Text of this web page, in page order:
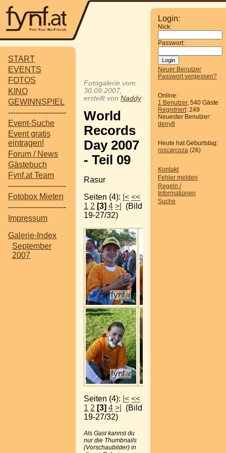
START
EVENTS
FOTOS
KINO
GEWINNSPIEL
-----------------------
Event-Suche
Event gratis
eintragen!
Forum / News
Gästebuch
Fynf.at Team
-----------------------
Fotobox Mieten
-----------------------
Impressum
Galerie-Index
September
2007
Login:
Nick:
Passwort:
Neuer Benutzer
Passwort vergessen?
Online:
1 Benutzer, 540 Gäste
Registriert: 249
Neuester Benutzer:
deny8
Heute hat Geburtstag:
roscarcoza (26)
Kontakt
Fehler melden
Regeln /
Informationen
Suche
Fotogalerie vom
30.09.2007,
erstellt von Naddy
World
Records
Day 2007
- Teil 09
Rasur
Seiten (4): |< <<
1 2 [3] 4 >|
(Bild
19-27/32)
Seiten (4): |< <<
1 2 [3] 4 >|
(Bild
19-27/32)
Als Gast kannst du
nur die Thumbnails
(Vorschaubilder) in